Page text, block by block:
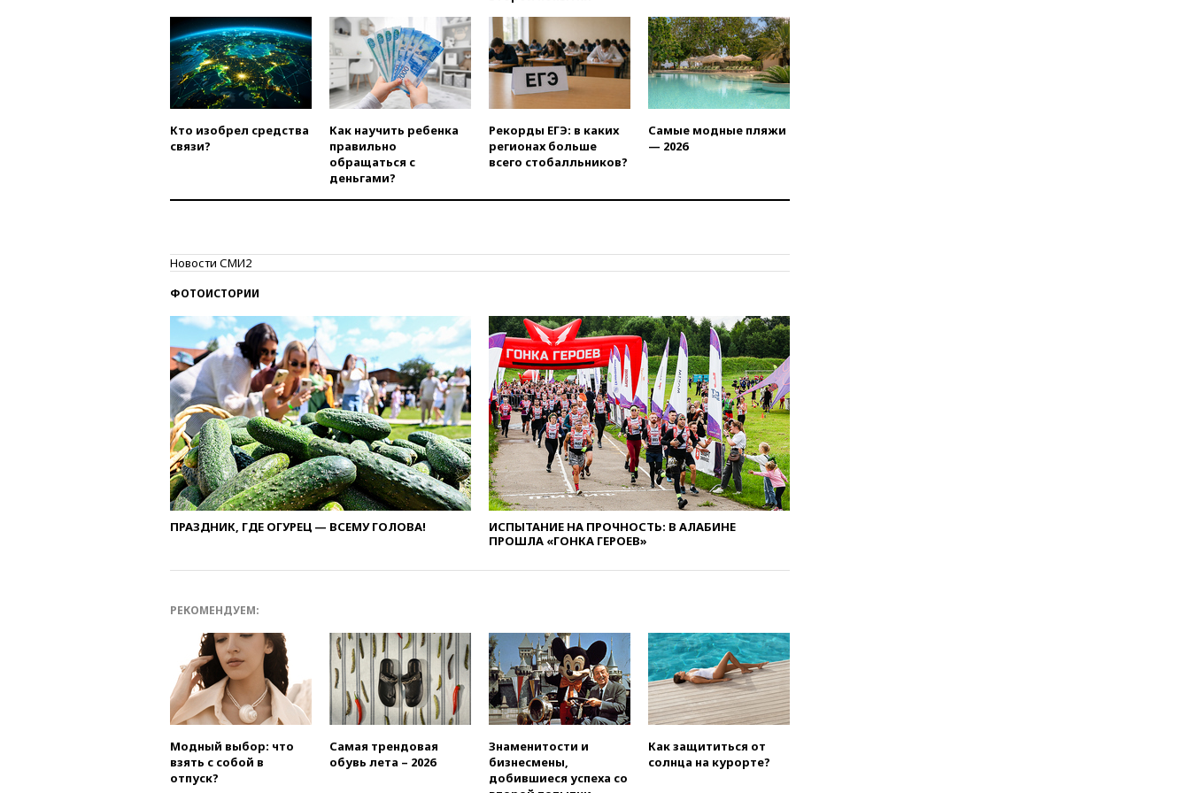
Аравия и Пакистан
объединились в военный
альянс
14:39
Экс-издатель Popcorn
Books получил условный срок
по делу о пропаганде ЛГБТ
14:34
Минпромторг не
намерен сокращать перечень
товаров для параллельного
14:09Глава Тувы включил
13:57Wildberries запустит
программу по открытию
партнерских хабов
13:53Сенаторы Аргентины
одобрили скандальный
законопроект о частной
собственности
13:36ABC News: запасы
вооружений США достигли
крайне низкого уровня
13:16«Родина» просит
Верховный суд снять «Яблоко»
Украине
13:09
Суд обязал москвичку
выселить из квартиры
крокодила, лису и других
животных
запустить групповые
безвизовые турпоездки для
Вьетнама
Кто изобрел средства
связи?
Как научить ребенка
правильно
обращаться с
деньгами?
Рекорды ЕГЭ: в каких
регионах больше
всего стобалльников?
Самые модные пляжи
— 2026
Новости СМИ2
ФОТОИСТОРИИ
ПРАЗДНИК, ГДЕ ОГУРЕЦ — ВСЕМУ ГОЛОВА!
ИСПЫТАНИЕ НА ПРОЧНОСТЬ: В АЛАБИНЕ
ПРОШЛА «ГОНКА ГЕРОЕВ»
РЕКОМЕНДУЕМ:
Модный выбор: что
взять с собой в
отпуск?
Самая трендовая
обувь лета – 2026
Знаменитости и
бизнесмены,
добившиеся успеха со
Как защититься от
солнца на курорте?